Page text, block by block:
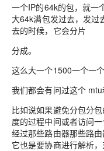
一个IP的64k的包，就一
大64k满包发过去，发过
去的时候，它会分片
分成。
这么大一个1500一个一
我们都会有问过这个
比如说如果避免分包分
度的过程中间或者访问
经过那些路由器那些路
它也是要协商进行解析